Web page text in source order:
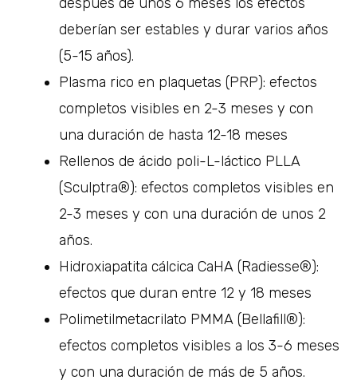
deberían ser estables y durar varios años
(5-15 años).
Plasma rico en plaquetas (PRP): efectos
completos visibles en 2-3 meses y con
una duración de hasta 12-18 meses
Rellenos de ácido poli-L-láctico PLLA
(Sculptra®): efectos completos visibles en
2-3 meses y con una duración de unos 2
años.
Hidroxiapatita cálcica CaHA (Radiesse®):
efectos que duran entre 12 y 18 meses
Polimetilmetacrilato PMMA (Bellafill®):
efectos completos visibles a los 3-6 meses
y con una duración de más de 5 años.